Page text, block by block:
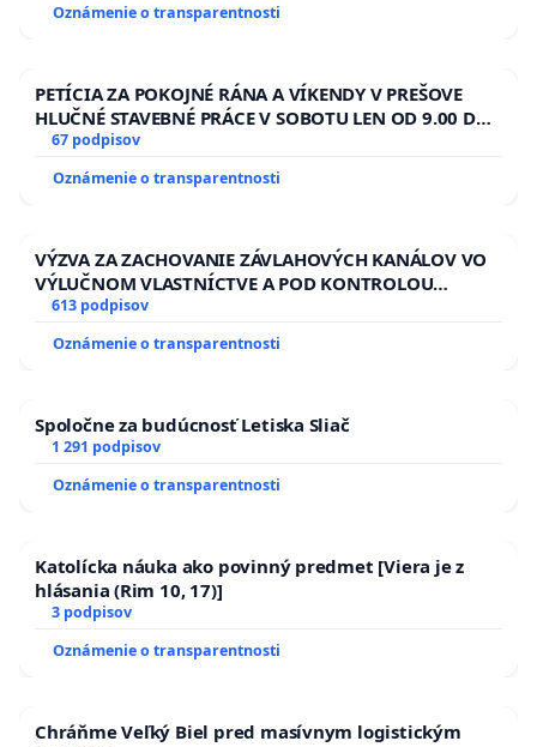
Oznámenie o transparentnosti
PETÍCIA ZA POKOJNÉ RÁNA A VÍKENDY V PREŠOVE
HLUČNÉ STAVEBNÉ PRÁCE V SOBOTU LEN OD 9.00 DO
13.00 HOD., CEZ PRACOVNÝ TÝŽDEŇ CIEĽ 8.00 – 18.00
ĎUMBIERSKEJ/MAGU
67 podpisov
Oznámenie o transparentnosti
VÝZVA ZA ZACHOVANIE ZÁVLAHOVÝCH KANÁLOV VO
VÝLUČNOM VLASTNÍCTVE A POD KONTROLOU
SLOVENSKEJ REPUBLIKY & žiadosť na riešenie
kanálov na Slovensku
613 podpisov
Oznámenie o transparentnosti
Spoločne za budúcnosť Letiska Sliač
1 291 podpisov
Oznámenie o transparentnosti
Katolícka náuka ako povinný predmet [Viera je z
hlásania (Rim 10, 17)]
3 podpisov
Oznámenie o transparentnosti
Chráňme Veľký Biel pred masívnym logistickým